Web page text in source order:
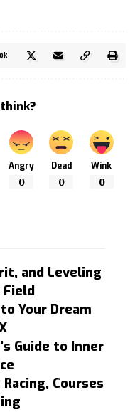
Angry
0
Dead
0
Wink
0
and Leveling
Your Dream
Guide to Inner
Courses